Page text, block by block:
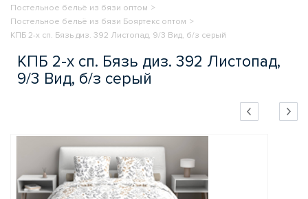
Постельное бельё из бязи оптом >
Постельное бельё из бязи Бояртекс оптом >
КПБ 2-х сп. Бязь диз. 392 Листопад, 9/3 Вид, б/з серый
КПБ 2-х сп. Бязь диз. 392 Листопад,
9/3 Вид, б/з серый